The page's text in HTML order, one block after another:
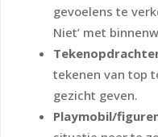
gevoelens te
Niet’ met
tekenen van top
gezicht geven.
Playmobil/